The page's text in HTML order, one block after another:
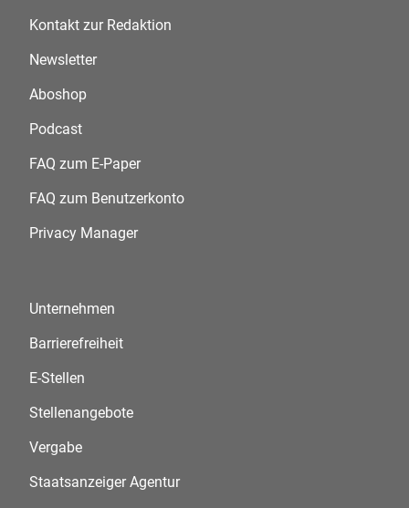
Kontakt zur Redaktion
Newsletter
Aboshop
Podcast
FAQ zum E-Paper
FAQ zum Benutzerkonto
Privacy Manager
Unternehmen
Barrierefreiheit
E-Stellen
Stellenangebote
Vergabe
Staatsanzeiger Agentur